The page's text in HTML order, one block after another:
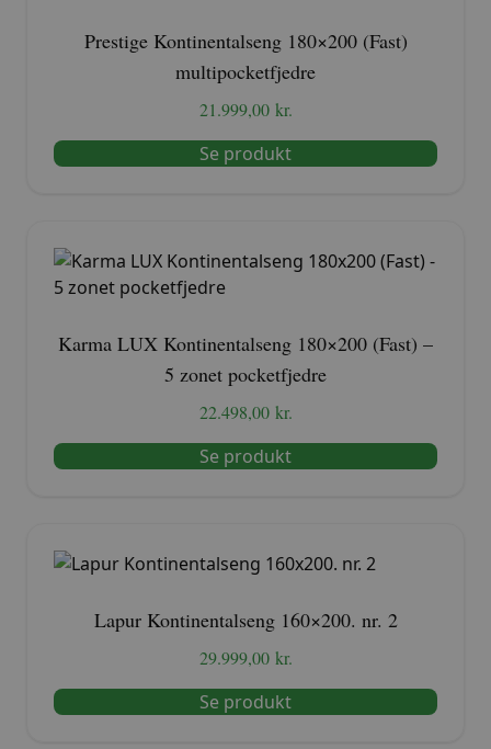
Prestige Kontinentalseng 180×200 (Fast)
multipocketfjedre
21.999,00 kr.
Se produkt
Karma LUX Kontinentalseng 180×200 (Fast) –
5 zonet pocketfjedre
22.498,00 kr.
Se produkt
Lapur Kontinentalseng 160×200. nr. 2
29.999,00 kr.
Se produkt